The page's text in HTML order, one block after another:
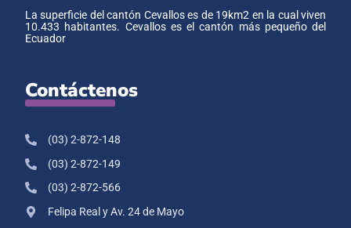
La superficie del cantón Cevallos es de 19km2 en la cual viven
10.433 habitantes. Cevallos es el cantón más pequeño del
Ecuador
Contáctenos
(03) 2-872-148
(03) 2-872-149
(03) 2-872-566
Felipa Real y Av. 24 de Mayo